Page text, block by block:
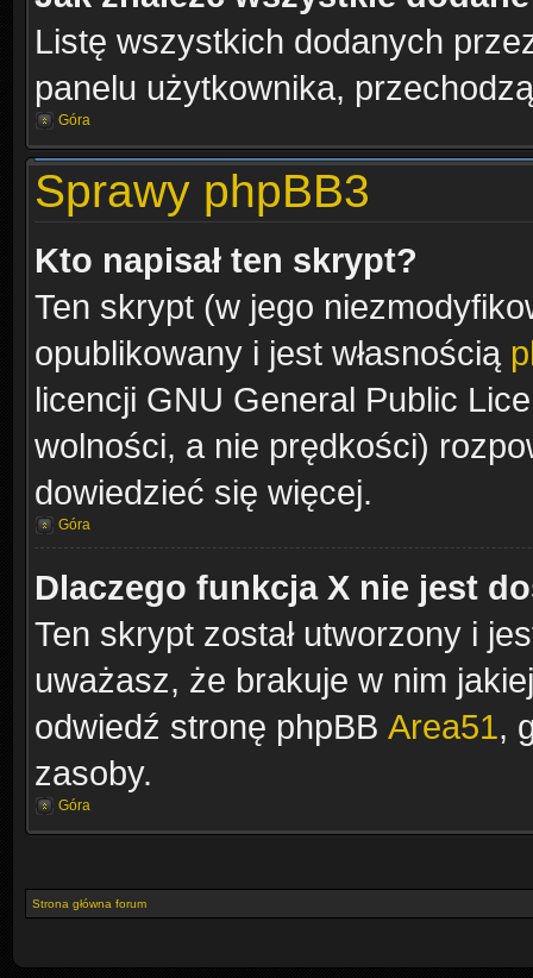
Listę wszystkich dodanych
panelu użytkownika,
Góra
Sprawy phpBB3
Kto napisał ten skrypt?
Ten skrypt (w jego
opublikowany i jest własnością
licencji GNU General Public
wolności, a nie prędkości)
dowiedzieć się więcej.
Góra
Dlaczego funkcja X nie jest
Ten skrypt został utworzony i
uważasz, że brakuje w nim
odwiedź stronę phpBB Area51,
zasoby.
Góra
Strona główna forum